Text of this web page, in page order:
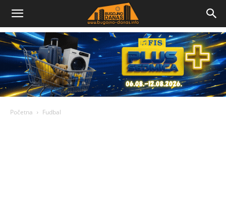
Bugojno
Danas
Početna Fudbal